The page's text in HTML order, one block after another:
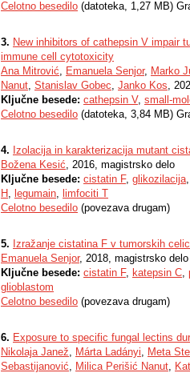
Celotno besedilo (datoteka, 1,27 MB)
3. New inhibitors of cathepsin V impair
immune cell cytotoxicity
Ana Mitrović, Emanuela Senjor, Marko
Nanut, Stanislav Gobec, Janko Kos,
Ključne besede: cathepsin V, small-
Celotno besedilo (datoteka, 3,84 MB)
4. Izolacija in karakterizacija mutant
Božena Kesić, 2016, magistrsko delo
Ključne besede: cistatin F, glikozilacija
H , legumain, limfociti T
Celotno besedilo (povezava drugam)
5. Izražanje cistatina F v tumorskih
Emanuela Senjor, 2018, magistrsko delo
Ključne besede: cistatin F, katepsin C,
glioblastom
Celotno besedilo (povezava drugam)
6. Exposure to specific fungal lectins
Nikolaja Janež, Márta Ladányi, Meta
Sebastijanović, Milica Perišić Nanut,